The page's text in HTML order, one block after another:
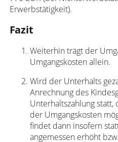
Erwerbstätigkeit).
Fazit
Weiterhin trägt der
Umgangskosten allein.
Wird der Unterhalts
Anrechnung des
Unterhaltszahlung statt,
der Umgangskosten
findet dann insofern
angemessen erhöht